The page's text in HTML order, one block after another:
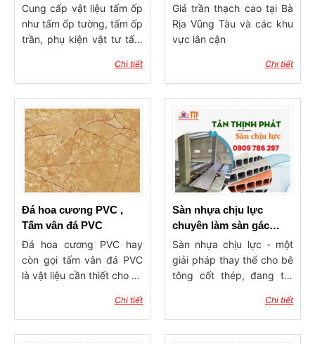
Cung cấp vật liệu tấm ốp
như tấm ốp tường, tấm ốp
trần, phụ kiện vật tư tấm
TNHH Tân Thịnh Phát Bà
Rịa Vũng Tàu, gia bán sỉ
và lẻ
Chi tiết
Giá trần thạch cao tại Bà
Rịa Vũng Tàu và các khu
vực lân cận
Chi tiết
Đá hoa cương PVC ,
Tấm vân đá PVC
Đá hoa cương PVC hay
còn gọi tấm vân đá PVC
là vật liệu cần thiết cho thi
Chi tiết
Sàn nhựa chịu lực
chuyên làm sàn gác
lửng - Xu hướng gác
xép, gác trọ chống ồn
giá rẻ
Sàn nhựa chịu lực - một
giải pháp thay thế cho bê
tông cốt thép, đang trở
việc xây dựng gác lửng
và gác xếp. Với độ bền
vượt trội và khả năng
Chi tiết